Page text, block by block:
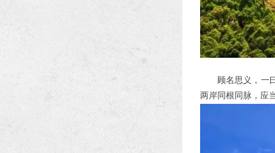
顾名思义，一
两岸同根同脉，应